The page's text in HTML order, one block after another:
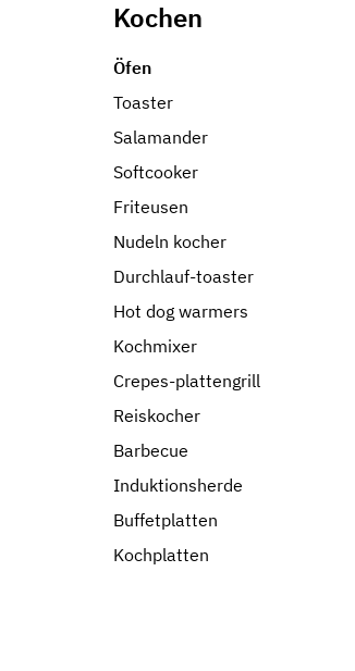
Kochen
Öfen
Toaster
Salamander
Softcooker
Friteusen
Nudeln kocher
Durchlauf-toaster
Hot dog warmers
Kochmixer
Crepes-plattengrill
Reiskocher
Barbecue
Induktionsherde
Buffetplatten
Kochplatten